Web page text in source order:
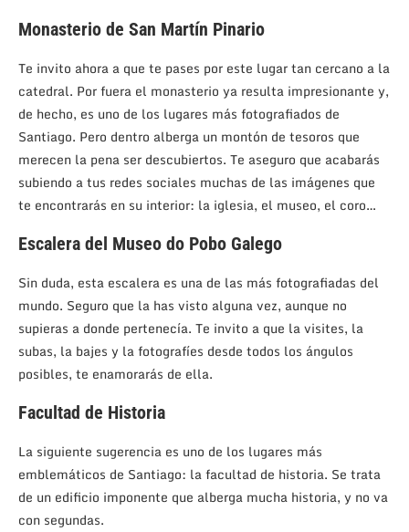
Monasterio de San Martín Pinario
Te invito ahora a que te pases por este lugar tan cercano a la
catedral. Por fuera el monasterio ya resulta impresionante y,
de hecho, es uno de los lugares más fotografiados de
Santiago. Pero dentro alberga un montón de tesoros que
merecen la pena ser descubiertos. Te aseguro que acabarás
subiendo a tus redes sociales muchas de las imágenes que
te encontrarás en su interior: la iglesia, el museo, el coro…
Escalera del Museo do Pobo Galego
Sin duda, esta escalera es una de las más fotografiadas del
mundo. Seguro que la has visto alguna vez, aunque no
supieras a donde pertenecía. Te invito a que la visites, la
subas, la bajes y la fotografíes desde todos los ángulos
posibles, te enamorarás de ella.
Facultad de Historia
La siguiente sugerencia es uno de los lugares más
emblemáticos de Santiago: la facultad de historia. Se trata
de un edificio imponente que alberga mucha historia, y no va
con segundas.